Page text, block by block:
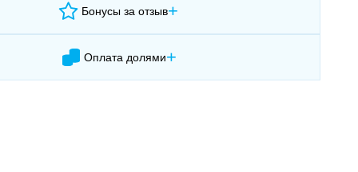
Бонусы за отзыв+
Оплата долями+